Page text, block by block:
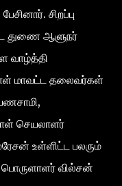
சிறப்பு
துணை ஆளுநர்
வாழ்த்தி
மாவட்ட தலைவர்கள்
செயலாளர்
உள்ளிட்ட பலரும்
வில்சன்